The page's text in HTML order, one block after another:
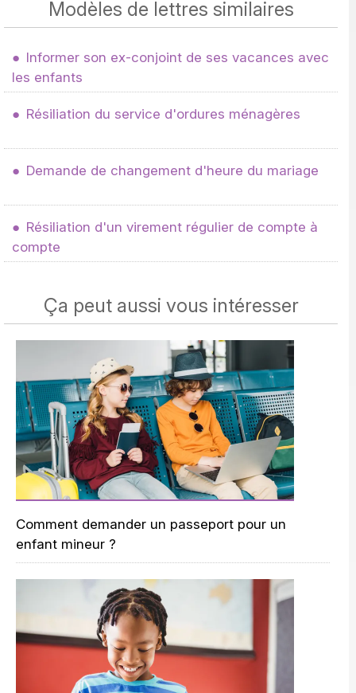
Modèles de lettres similaires
Informer son ex-conjoint de ses vacances avec
les enfants
Résiliation du service d'ordures ménagères
Demande de changement d'heure du mariage
Résiliation d'un virement régulier de compte à
compte
Ça peut aussi vous intéresser
Comment demander un passeport pour un
enfant mineur ?